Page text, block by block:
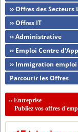
›› Offres des Secteurs
›› Offres IT
›› Administrative
›› Emploi Centre
›› Immigration
Parcourir les Offres
››Entreprise
Publiez vos offres